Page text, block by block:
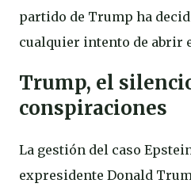
partido de Trump ha
cualquier intento de abrir
Trump, el
conspiraciones
La gestión del caso
expresidente Donald